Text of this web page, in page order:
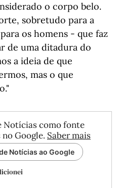
o corpo belo.
sobretudo para a
os homens - que faz
de uma ditadura do
a ideia de que
mas o que
Notícias como fonte
Google. Saber mais
Notícias ao Google